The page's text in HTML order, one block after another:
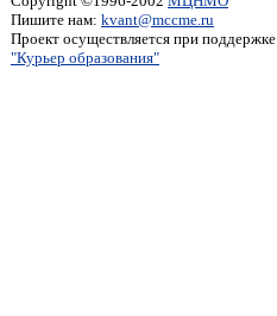
Пишите нам: kvant@mccme.ru
Проект осуществляется при поддержке
"Курьер образования"